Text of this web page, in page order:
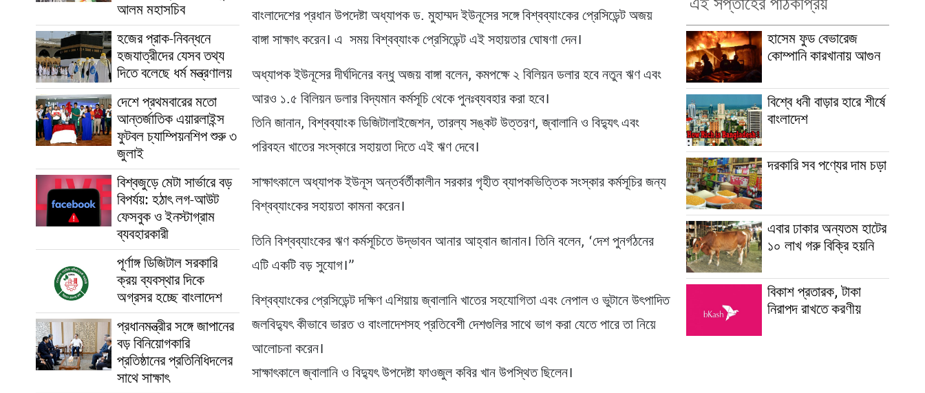
আলম মহাসচিব
হজের প্রাক-নিবন্ধনে
হজযাত্রীদের যেসব তথ্য
দিতে বলেছে ধর্ম মন্ত্রণালয়
দেশে প্রথমবারের মতো
আন্তর্জাতিক এয়ারলাইন্স
ফুটবল চ্যাম্পিয়নশিপ শুরু ৩
জুলাই
বিশ্বজুড়ে মেটা সার্ভারে বড়
বিপর্যয়: হঠাৎ লগ-আউট
ফেসবুক ও ইনস্টাগ্রাম
ব্যবহারকারী
পূর্ণাঙ্গ ডিজিটাল সরকারি
ক্রয় ব্যবস্থার দিকে
অগ্রসর হচ্ছে বাংলাদেশ
প্রধানমন্ত্রীর সঙ্গে জাপানের
বড় বিনিয়োগকারি
প্রতিষ্ঠানের প্রতিনিধিদলের
সাথে সাক্ষাৎ
বাংলাদেশের প্রধান উপদেষ্টা অধ্যাপক ড. মুহাম্মদ ইউনূসের সঙ্গে বিশ্বব্যাংকের প্রেসিডেন্ট অজয়
বাঙ্গা সাক্ষাৎ করেন। এ সময় বিশ্বব্যাংক প্রেসিডেন্ট এই সহায়তার ঘোষণা দেন।
অধ্যাপক ইউনূসের দীর্ঘদিনের বন্ধু অজয় বাঙ্গা বলেন, কমপক্ষে ২ বিলিয়ন ডলার হবে নতুন ঋণ এবং
আরও ১.৫ বিলিয়ন ডলার বিদ্যমান কর্মসূচি থেকে পুনঃব্যবহার করা হবে।
তিনি জানান, বিশ্বব্যাংক ডিজিটালাইজেশন, তারল্য সঙ্কট উত্তরণ, জ্বালানি ও বিদ্যুৎ এবং
পরিবহন খাতের সংস্কারে সহায়তা দিতে এই ঋণ দেবে।
সাক্ষাৎকালে অধ্যাপক ইউনূস অন্তর্বর্তীকালীন সরকার গৃহীত ব্যাপকভিত্তিক সংস্কার কর্মসূচির জন্য
বিশ্বব্যাংকের সহায়তা কামনা করেন।
তিনি বিশ্বব্যাংকের ঋণ কর্মসূচিতে উদ্ভাবন আনার আহ্বান জানান। তিনি বলেন, ‘দেশ পুনর্গঠনের
এটি একটি বড় সুযোগ।”
বিশ্বব্যাংকের প্রেসিডেন্ট দক্ষিণ এশিয়ায় জ্বালানি খাতের সহযোগিতা এবং নেপাল ও ভুটানে উৎপাদিত
জলবিদ্যুৎ কীভাবে ভারত ও বাংলাদেশসহ প্রতিবেশী দেশগুলির সাথে ভাগ করা যেতে পারে তা নিয়ে
আলোচনা করেন।
সাক্ষাৎকালে জ্বালানি ও বিদ্যুৎ উপদেষ্টা ফাওজুল কবির খান উপস্থিত ছিলেন।
হাসেম ফুড বেভারেজ
কোম্পানি কারখানায় আগুন
বিশ্বে ধনী বাড়ার হারে শীর্ষে
বাংলাদেশ
দরকারি সব পণ্যের দাম চড়া
এবার ঢাকার অন্যতম হাটের
১০ লাখ গরু বিক্রি হয়নি
বিকাশ প্রতারক, টাকা
নিরাপদ রাখতে করণীয়